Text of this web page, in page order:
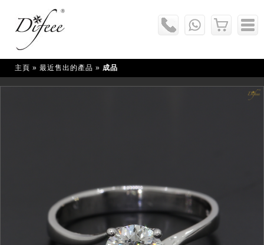
主頁 » 最近售出的產品 » 成品